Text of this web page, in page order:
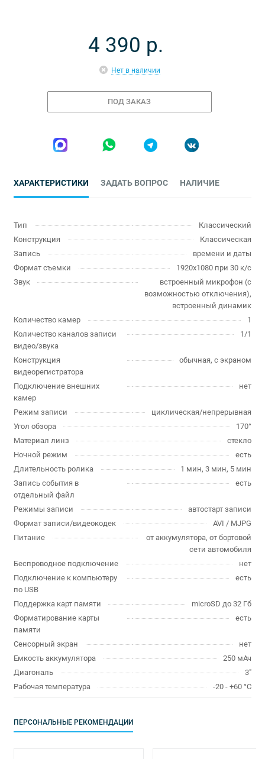
4 390 р.
Нет в наличии
ПОД ЗАКАЗ
ХАРАКТЕРИСТИКИ ЗАДАТЬ ВОПРОС НАЛИЧИЕ
Тип
Классический
Конструкция
Классическая
Запись
времени и даты
Формат съемки
1920x1080 при 30 к/с
Звук
встроенный микрофон (с
возможностью отключения),
встроенный динамик
Количество камер
1
Количество каналов записи
видео/звука
1/1
Конструкция
видеорегистратора
обычная, с экраном
Подключение внешних
камер
нет
Режим записи
циклическая/непрерывная
Угол обзора
170°
Материал линз
стекло
Ночной режим
есть
Длительность ролика
1 мин, 3 мин, 5 мин
Запись события в
отдельный файл
есть
Режимы записи
автостарт записи
Формат записи/видеокодек
AVI / MJPG
Питание
от аккумулятора, от бортовой
сети автомобиля
Беспроводное подключение
нет
Подключение к компьютеру
по USB
есть
Поддержка карт памяти
microSD до 32 Гб
Форматирование карты
памяти
есть
Сенсорный экран
нет
Емкость аккумулятора
250 мАч
Диагональ
3"
Рабочая температура
-20 - +60 °C
ПЕРСОНАЛЬНЫЕ РЕКОМЕНДАЦИИ